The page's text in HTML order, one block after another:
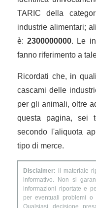
TARIC della
industrie alimentari;
è:2300000000. Le
fanno riferimento a
Ricordati che, in
cascami delle
per gli animali, oltre
questa pagina, sei
secondo l'aliquota
tipo di merce.
Disclaimer: il materiale
informativo. Non si
informazioni riportate e
per eventuali problemi
Qualsiasi decisione